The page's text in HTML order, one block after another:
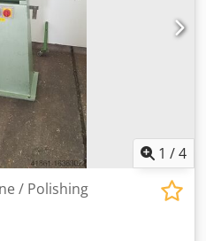
1 /4
/ Polishing